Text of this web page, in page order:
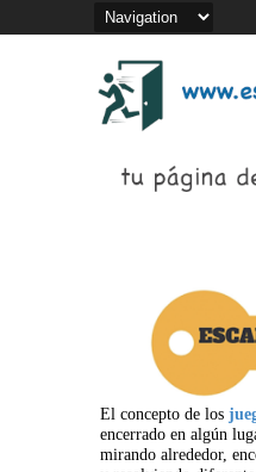
El concepto de los
encerrado en algún
mirando alrededor,